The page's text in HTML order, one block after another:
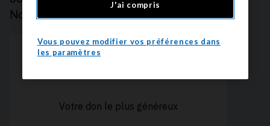
Nous vous remercions.
J'ai compris
Vous pouvez modifier vos préférences dans
les paramètres